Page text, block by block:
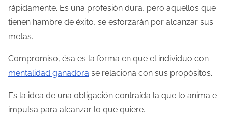
rápidamente. Es una profesión dura, pero aquellos que
tienen hambre de éxito, se esforzarán por alcanzar sus
metas.
Compromiso, ésa es la forma en que el individuo con
mentalidad ganadora se relaciona con sus propósitos.
Es la idea de una obligación contraída la que lo anima e
impulsa para alcanzar lo que quiere.